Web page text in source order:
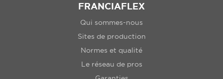
FRANCIAFLEX
Qui sommes-nous
Sites de production
Normes et qualité
Le réseau de pros